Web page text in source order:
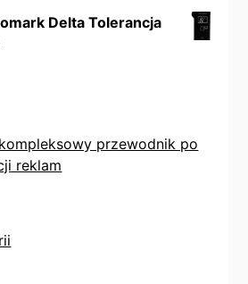
Delta Tolerancja
przewodnik po
reklam